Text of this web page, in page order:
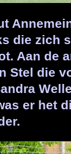
die zich
Aan de
Stel die
er het